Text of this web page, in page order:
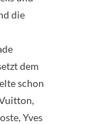
die
dem
schon
Yves